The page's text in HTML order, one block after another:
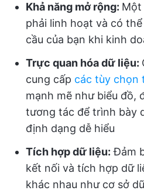
Khả năng mở rộng: Một
phải linh hoạt và có
cầu của bạn khi kinh
Trực quan hóa dữ liệu:
cung cấp các tùy chọn
mạnh mẽ như biểu đồ,
tương tác để trình bày
định dạng dễ hiểu
Tích hợp dữ liệu: Đảm
kết nối và tích hợp dữ
khác nhau như cơ sở